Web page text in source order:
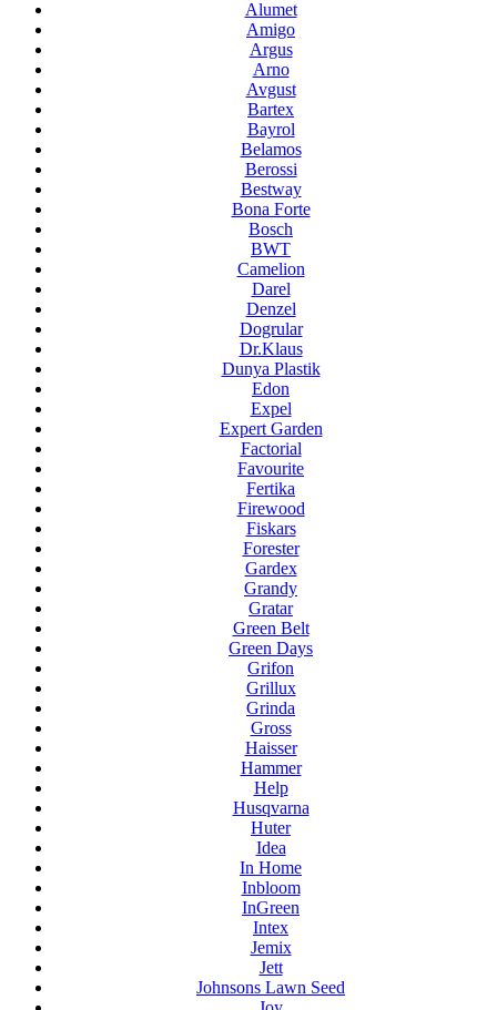
Alumet
Amigo
Argus
Arno
Avgust
Bartex
Bayrol
Belamos
Berossi
Bestway
Bona Forte
Bosch
BWT
Camelion
Darel
Denzel
Dogrular
Dr.Klaus
Dunya Plastik
Edon
Expel
Expert Garden
Factorial
Favourite
Fertika
Firewood
Fiskars
Forester
Gardex
Grandy
Gratar
Green Belt
Green Days
Grifon
Grillux
Grinda
Gross
Haisser
Hammer
Help
Husqvarna
Huter
Idea
In Home
Inbloom
InGreen
Intex
Jemix
Jett
Johnsons Lawn Seed